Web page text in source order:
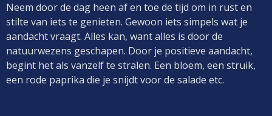
Neem door de dag heen af en toe de tijd om in rust en
stilte van iets te genieten. Gewoon iets simpels wat je
aandacht vraagt. Alles kan, want alles is door de
natuurwezens geschapen. Door je positieve aandacht,
begint het als vanzelf te stralen. Een bloem, een struik,
een rode paprika die je snijdt voor de salade etc.